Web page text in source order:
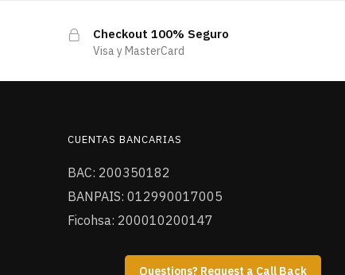
Questions? Request a Call Back
Checkout 100% Seguro
Visa y MasterCard
CUENTAS BANCARIAS
BAC: 200350182
BANPAIS: 012990017005
Ficohsa: 200010200147